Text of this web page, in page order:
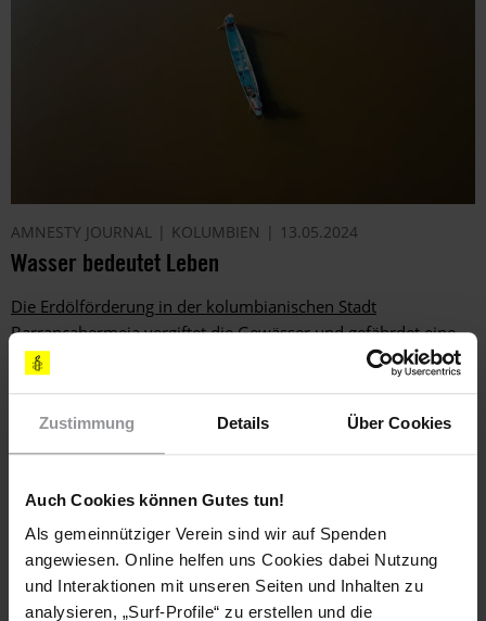
Zustimmung Details Über Cookies
Auch Cookies können Gutes tun!
Als gemeinnütziger Verein sind wir auf Spenden
angewiesen. Online helfen uns Cookies dabei Nutzung
und Interaktionen mit unseren Seiten und Inhalten zu
analysieren, „Surf-Profile“ zu erstellen und die
AMNESTY JOURNAL KOLUMBIEN 13.05.2024
Wasser bedeutet Leben
Die Erdölförderung in der kolumbianischen Stadt
Barrancabermeja vergiftet die Gewässer und gefährdet eine
ganze Region.